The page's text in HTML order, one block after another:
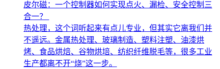
皮尔磁：一个控制器如何实现点火、漏检、安全控制三
合一？
热处理，这个词听起来有点儿专业，但其实它离我们并
不遥远。金属热处理、玻璃制造、塑料注塑、油漆烘
烤、食品烘焙、谷物烘培、纺织纤维脱毛等，很多工业
生产都离不开“烧”这一步。